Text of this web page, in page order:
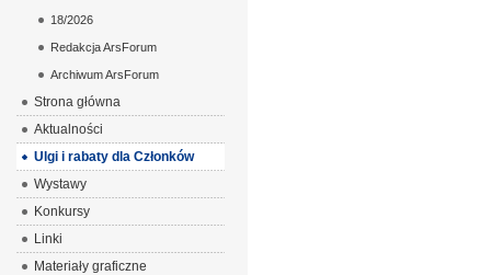
18/2026
Redakcja ArsForum
Archiwum ArsForum
Strona główna
Aktualności
Ulgi i rabaty dla Członków
Wystawy
Konkursy
Linki
Materiały graficzne